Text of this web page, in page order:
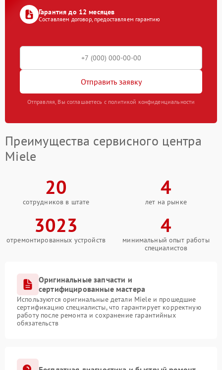
Гарантия до 12 месяцев
Составляем договор, предоставляем гарантию
Отправить заявку
Отправляя, Вы соглашаетесь с политикой конфиденциальности
Преимущества сервисного центра
Miele
20
сотрудников в штате
4
лет на рынке
3023
отремонтированных устройств
4
минимальный опыт работы
специалистов
Оригинальные запчасти и
сертифицированные мастера
Используются оригинальные детали Miele и прошедшие
сертификацию специалисты, что гарантирует корректную
работу после ремонта и сохранение гарантийных
обязательств